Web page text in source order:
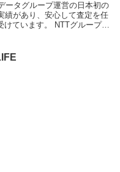
ータグループ運営の日本初の
績があり、安心して査定を任
けています。 NTTグループの